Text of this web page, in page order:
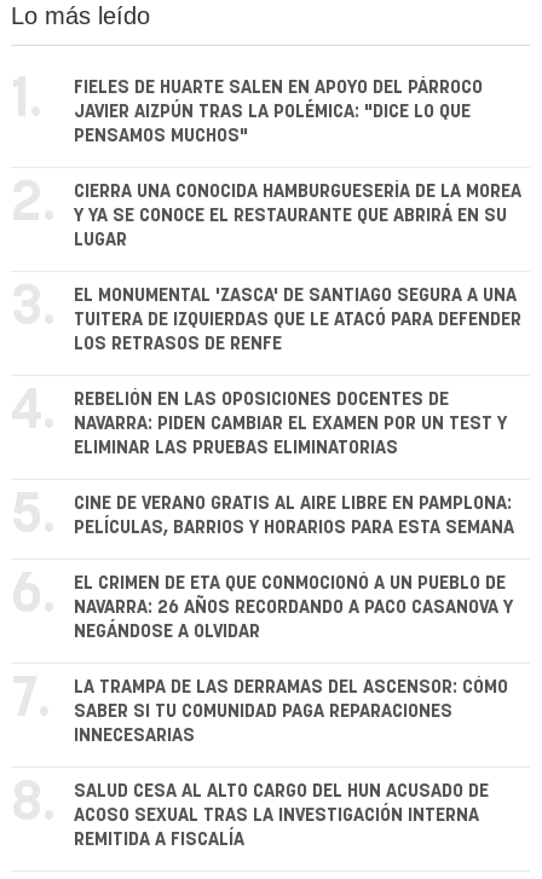
Lo más leído
1.
FIELES DE HUARTE SALEN EN APOYO DEL PÁRROCO
JAVIER AIZPÚN TRAS LA POLÉMICA: "DICE LO QUE
PENSAMOS MUCHOS"
2.
CIERRA UNA CONOCIDA HAMBURGUESERÍA DE LA MOREA
Y YA SE CONOCE EL RESTAURANTE QUE ABRIRÁ EN SU
LUGAR
3.
EL MONUMENTAL 'ZASCA' DE SANTIAGO SEGURA A UNA
TUITERA DE IZQUIERDAS QUE LE ATACÓ PARA DEFENDER
LOS RETRASOS DE RENFE
4.
REBELIÓN EN LAS OPOSICIONES DOCENTES DE
NAVARRA: PIDEN CAMBIAR EL EXAMEN POR UN TEST Y
ELIMINAR LAS PRUEBAS ELIMINATORIAS
5.
CINE DE VERANO GRATIS AL AIRE LIBRE EN PAMPLONA:
PELÍCULAS, BARRIOS Y HORARIOS PARA ESTA SEMANA
6.
EL CRIMEN DE ETA QUE CONMOCIONÓ A UN PUEBLO DE
NAVARRA: 26 AÑOS RECORDANDO A PACO CASANOVA Y
NEGÁNDOSE A OLVIDAR
7.
LA TRAMPA DE LAS DERRAMAS DEL ASCENSOR: CÓMO
SABER SI TU COMUNIDAD PAGA REPARACIONES
INNECESARIAS
8.
SALUD CESA AL ALTO CARGO DEL HUN ACUSADO DE
ACOSO SEXUAL TRAS LA INVESTIGACIÓN INTERNA
REMITIDA A FISCALÍA